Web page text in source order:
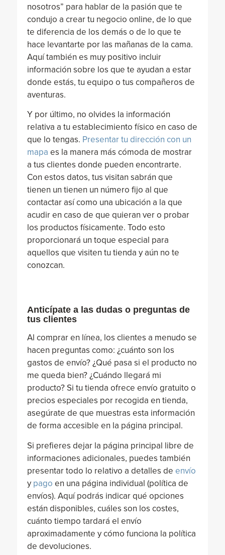
nosotros” para hablar de la pasión que te
condujo a crear tu negocio online, de lo que
te diferencia de los demás o de lo que te
hace levantarte por las mañanas de la cama.
Aquí también es muy positivo incluir
información sobre los que te ayudan a estar
donde estás, tu equipo o tus compañeros de
aventuras.
Y por último, no olvides la información
relativa a tu establecimiento físico en caso de
que lo tengas. Presentar tu dirección con un
mapa es la manera más cómoda de mostrar
a tus clientes donde pueden encontrarte.
Con estos datos, tus visitan sabrán que
tienen un tienen un número fijo al que
contactar así como una ubicación a la que
acudir en caso de que quieran ver o probar
los productos físicamente. Todo esto
proporcionará un toque especial para
aquellos que visiten tu tienda y aún no te
conozcan.
Anticípate a las dudas o preguntas de
tus clientes
Al comprar en línea, los clientes a menudo se
hacen preguntas como: ¿cuánto son los
gastos de envío? ¿Qué pasa si el producto no
me queda bien? ¿Cuándo llegará mi
producto? Si tu tienda ofrece envío gratuito o
precios especiales por recogida en tienda,
asegúrate de que muestras esta información
de forma accesible en la página principal.
Si prefieres dejar la página principal libre de
informaciones adicionales, puedes también
presentar todo lo relativo a detalles de envío
y pago en una página individual (política de
envíos). Aquí podrás indicar qué opciones
están disponibles, cuáles son los costes,
cuánto tiempo tardará el envío
aproximadamente y cómo funciona la política
de devoluciones.